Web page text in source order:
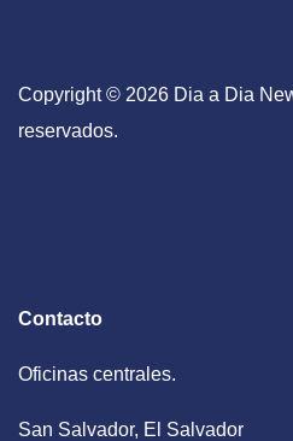
Copyright © 2026 Dia a Dia
reservados.
Contacto
Oficinas centrales.
San Salvador, El Salvador